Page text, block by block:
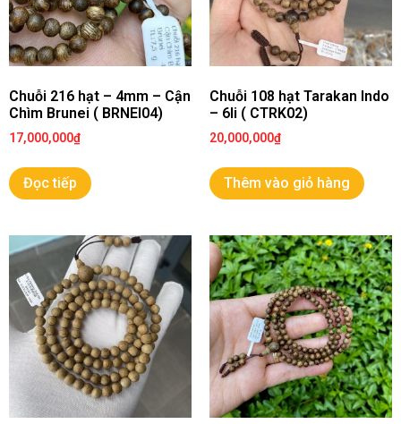
Chuỗi 216 hạt – 4mm – Cận
Chìm Brunei ( BRNEI04)
17,000,000₫
Đọc tiếp
Chuỗi 108 hạt Tarakan Indo
– 6li ( CTRK02)
20,000,000₫
Thêm vào giỏ hàng